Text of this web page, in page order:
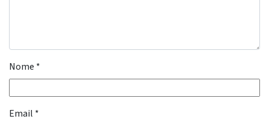
Nome *
Email *